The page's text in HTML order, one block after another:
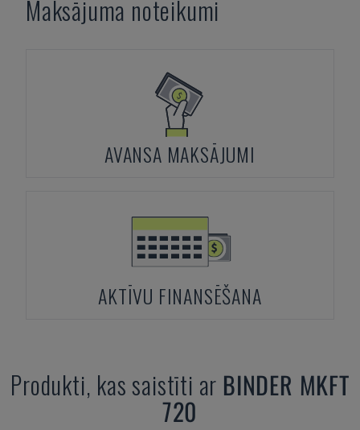
Maksājuma noteikumi
AVANSA MAKSĀJUMI
AKTĪVU FINANSĒŠANA
Produkti, kas saistīti ar BINDER MKFT
720